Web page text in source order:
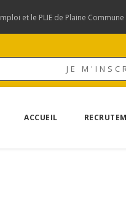
et le PLIE de Plaine Commune
JE
ACCUEIL